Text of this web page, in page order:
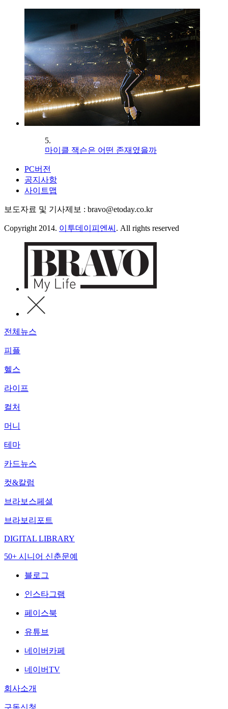
5.
마이클 잭슨은 어떤 존재였을까
PC버전
공지사항
사이트맵
보도자료 및 기사제보 : bravo@etoday.co.kr
Copyright 2014. 이투데이피엔씨 . All rights reserved
전체뉴스
피플
헬스
라이프
컬처
머니
테마
카드뉴스
컷&칼럼
브라보스페셜
브라보리포트
DIGITAL LIBRARY
50+ 시니어 신춘문예
블로그
인스타그램
페이스북
유튜브
네이버카페
네이버TV
회사소개